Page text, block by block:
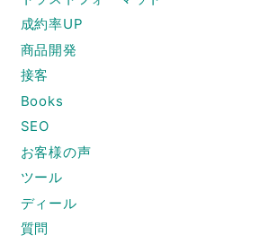
成約率UP
商品開発
接客
Books
SEO
お客様の声
ツール
ディール
質問